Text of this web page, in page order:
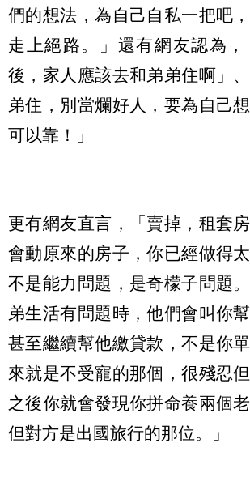
們的想法，為自己自私一把吧
走上絕路。」還有網友認為
後，家人應該去和弟弟住啊」
弟住，別當爛好人，要為自己
可以靠！」
更有網友直言，「賣掉，租套
會動原來的房子，你已經做得
不是能力問題，是奇檬子問題
弟生活有問題時，他們會叫你
甚至繼續幫他繳貸款，不是你
來就是不受寵的那個，很殘忍
之後你就會發現你拼命養兩個
但對方是出國旅行的那位。」